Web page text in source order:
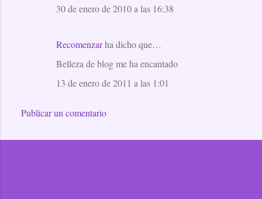
30 de enero de 2010 a las 16:38
Recomenzarha dicho que…
Belleza de blog me ha encantado
13 de enero de 2011 a las 1:01
Publicar un comentario